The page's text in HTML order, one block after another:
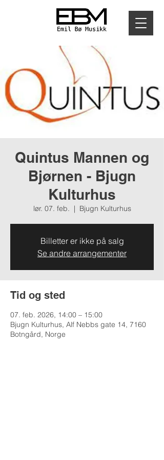
Quintus Mannen og
Bjørnen - Bjugn
Kulturhus
lør. 07. feb.
  |
Bjugn Kulturhus
Billetter er ikke på salg
Se andre arrangementer
Tid og sted
07. feb. 2026, 14:00 – 15:00
Bjugn Kulturhus, Alf Nebbs gate 14, 7160
Botngård, Norge